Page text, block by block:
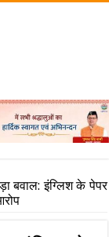
बवाल: इंग्लिश के पेपर